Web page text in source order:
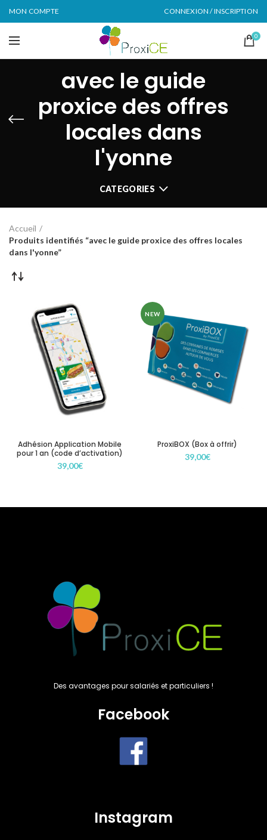
MON COMPTE CONNEXION / INSCRIPTION
0
avec le guide
proxice des offres
locales dans
l'yonne
CATEGORIES
Accueil
Produits identifiés “avec le guide proxice des offres locales
dans l'yonne”
Adhésion Application Mobile
pour 1 an (code d’activation)
39,00€
NEW
ProxiBOX (Box à offrir)
39,00€
Des avantages pour salariés et particuliers !
Facebook
Instagram